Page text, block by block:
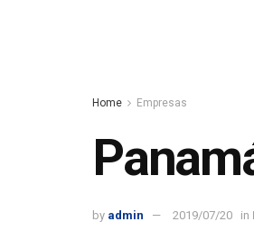
Home Empresas
by admin 2019/07/20 in